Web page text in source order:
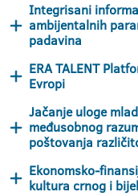
Integrisani
ambijentalnih
padavina
ERA TALENT
Evropi
Jačanje uloge
međusobnog
poštovanja
Ekonomsko-
kultura crnog i